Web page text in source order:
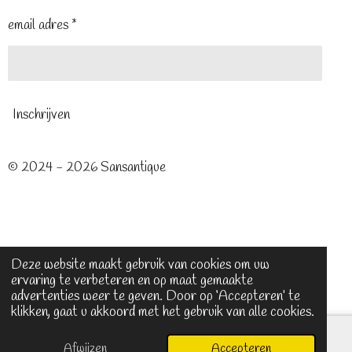
Deze website maakt gebruik van cookies om uw
ervaring te verbeteren en op maat gemaakte
advertenties weer te geven. Door op ‘Accepteren’ te
klikken, gaat u akkoord met het gebruik van alle cookies.
Afwijzen Accepteren
email adres *
Inschrijven
© 2024 - 2026 Sansantique